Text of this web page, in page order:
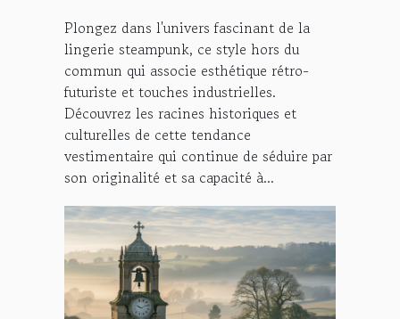
Plongez dans l'univers fascinant de la
lingerie steampunk, ce style hors du
commun qui associe esthétique rétro-
futuriste et touches industrielles.
Découvrez les racines historiques et
culturelles de cette tendance
vestimentaire qui continue de séduire par
son originalité et sa capacité à...